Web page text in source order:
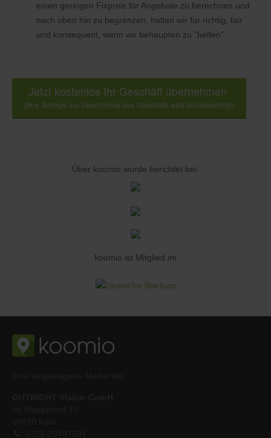
einen geringen Fixpreis für Angebote zu berechnen und
nach oben hin zu begrenzen, halten wir für richtig, fair
und konsequent, wenn wir behaupten zu "helfen".
Jetzt kostenlos Ihr Geschäft übernehmen
(Ihre Anfrage zur Übernahme des Geschäfts wird berücksichtigt)
Über koomio wurde berichtet bei:
koomio ist Mitglied im